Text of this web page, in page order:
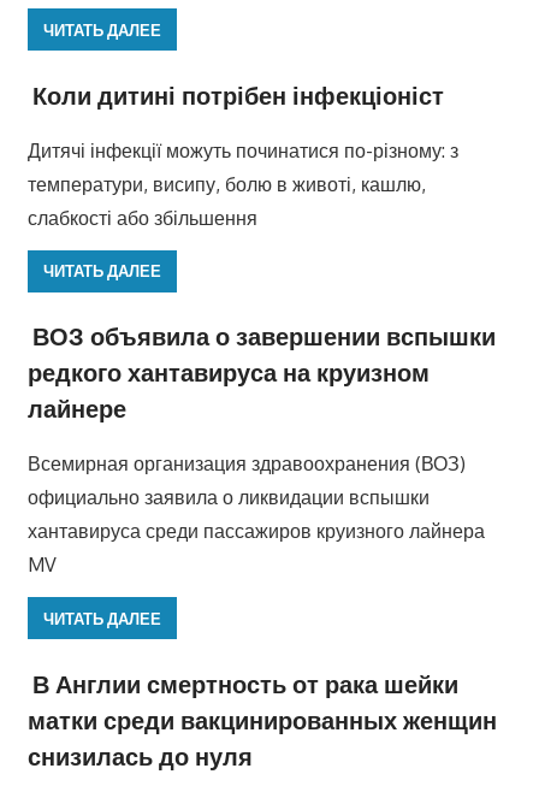
ЧИТАТЬ ДАЛЕЕ
Коли дитині потрібен інфекціоніст
Дитячі інфекції можуть починатися по-різному: з
температури, висипу, болю в животі, кашлю,
слабкості або збільшення
ЧИТАТЬ ДАЛЕЕ
ВОЗ объявила о завершении вспышки
редкого хантавируса на круизном
лайнере
Всемирная организация здравоохранения (ВОЗ)
официально заявила о ликвидации вспышки
хантавируса среди пассажиров круизного лайнера
MV
ЧИТАТЬ ДАЛЕЕ
В Англии смертность от рака шейки
матки среди вакцинированных женщин
снизилась до нуля